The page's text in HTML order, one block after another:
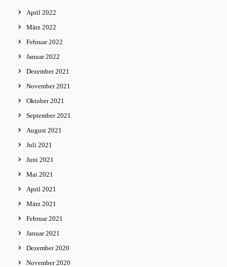
April 2022
März 2022
Februar 2022
Januar 2022
Dezember 2021
November 2021
Oktober 2021
September 2021
August 2021
Juli 2021
Juni 2021
Mai 2021
April 2021
März 2021
Februar 2021
Januar 2021
Dezember 2020
November 2020